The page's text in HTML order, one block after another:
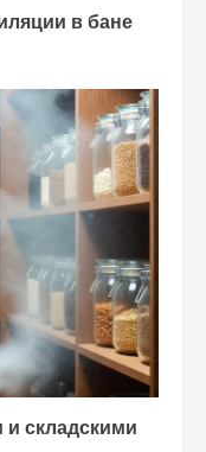
в бане
складскими